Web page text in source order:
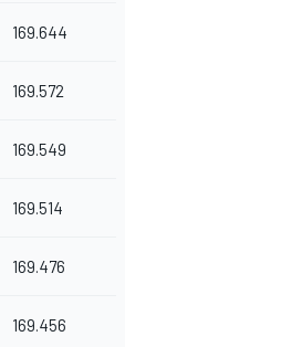
169.644
169.572
169.549
169.514
169.476
169.456